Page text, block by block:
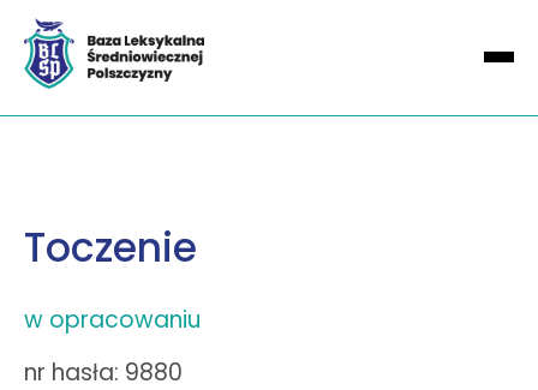
Toczenie
w opracowaniu
nr hasła: 9880